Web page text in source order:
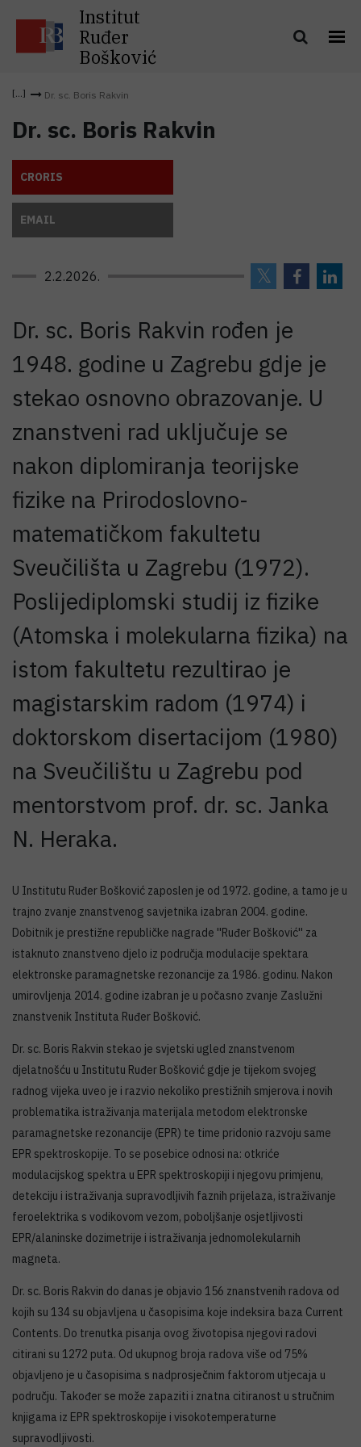
Institut
Ruđer
Bošković
Dr. sc. Boris Rakvin
Dr. sc. Boris Rakvin
CRORIS
EMAIL
2.2.2026.
Dr. sc. Boris Rakvin rođen je
1948. godine u Zagrebu gdje je
stekao osnovno obrazovanje. U
znanstveni rad uključuje se
nakon diplomiranja teorijske
fizike na Prirodoslovno-
matematičkom fakultetu
Sveučilišta u Zagrebu (1972).
Poslijediplomski studij iz fizike
(Atomska i molekularna fizika) na
istom fakultetu rezultirao je
magistarskim radom (1974) i
doktorskom disertacijom (1980)
na Sveučilištu u Zagrebu pod
mentorstvom prof. dr. sc. Janka
N. Heraka.
U Institutu Ruđer Bošković zaposlen je od 1972. godine, a tamo je u
trajno zvanje znanstvenog savjetnika izabran 2004. godine.
Dobitnik je prestižne republičke nagrade ''Ruđer Bošković'' za
istaknuto znanstveno djelo iz područja modulacije spektara
elektronske paramagnetske rezonancije za 1986. godinu. Nakon
umirovljenja 2014. godine izabran je u počasno zvanje Zaslužni
znanstvenik Instituta Ruđer Bošković.
Dr. sc. Boris Rakvin stekao je svjetski ugled znanstvenom
djelatnošću u Institutu Ruđer Bošković gdje je tijekom svojeg
radnog vijeka uveo je i razvio nekoliko prestižnih smjerova i novih
problematika istraživanja materijala metodom elektronske
paramagnetske rezonancije (EPR) te time pridonio razvoju same
EPR spektroskopije. To se posebice odnosi na: otkriće
modulacijskog spektra u EPR spektroskopiji i njegovu primjenu,
detekciju i istraživanja supravodljivih faznih prijelaza, istraživanje
feroelektrika s vodikovom vezom, poboljšanje osjetljivosti
EPR/alaninske dozimetrije i istraživanja jednomolekularnih
magneta.
Dr. sc. Boris Rakvin do danas je objavio 156 znanstvenih radova od
kojih su 134 su objavljena u časopisima koje indeksira baza Current
Contents. Do trenutka pisanja ovog životopisa njegovi radovi
citirani su 1272 puta. Od ukupnog broja radova više od 75%
objavljeno je u časopisima s nadprosječnim faktorom utjecaja u
području. Također se može zapaziti i znatna citiranost u stručnim
knjigama iz EPR spektroskopije i visokotemperaturne
supravodljivosti.